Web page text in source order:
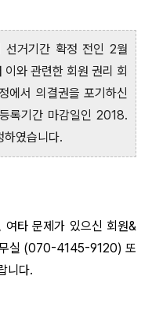
선거기간 확정 전인 2월
와 관련한 회원 권리 회
에서 의결권을 포기하신
록기간 마감일인 2018.
였습니다.
여타 문제가 있으신 회원&
무실 (070-4145-9120) 또
니다.